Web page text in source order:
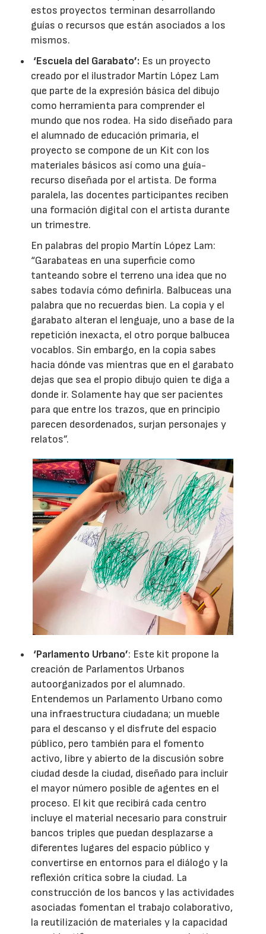
estos proyectos terminan desarrollando
guías o recursos que están asociados a los
mismos.
‘Escuela del Garabato’: Es un proyecto
creado por el ilustrador Martín López Lam
que parte de la expresión básica del dibujo
como herramienta para comprender el
mundo que nos rodea. Ha sido diseñado para
el alumnado de educación primaria, el
proyecto se compone de un Kit con los
materiales básicos así como una guía-
recurso diseñada por el artista. De forma
paralela, las docentes participantes reciben
una formación digital con el artista durante
un trimestre.
En palabras del propio Martín López Lam:
“Garabateas en una superficie como
tanteando sobre el terreno una idea que no
sabes todavía cómo definirla. Balbuceas una
palabra que no recuerdas bien. La copia y el
garabato alteran el lenguaje, uno a base de la
repetición inexacta, el otro porque balbucea
vocablos. Sin embargo, en la copia sabes
hacia dónde vas mientras que en el garabato
dejas que sea el propio dibujo quien te diga a
donde ir. Solamente hay que ser pacientes
para que entre los trazos, que en principio
parecen desordenados, surjan personajes y
relatos”.
‘Parlamento Urbano’: Este kit propone la
creación de Parlamentos Urbanos
autoorganizados por el alumnado.
Entendemos un Parlamento Urbano como
una infraestructura ciudadana; un mueble
para el descanso y el disfrute del espacio
público, pero también para el fomento
activo, libre y abierto de la discusión sobre
ciudad desde la ciudad, diseñado para incluir
el mayor número posible de agentes en el
proceso. El kit que recibirá cada centro
incluye el material necesario para construir
bancos triples que puedan desplazarse a
diferentes lugares del espacio público y
convertirse en entornos para el diálogo y la
reflexión crítica sobre la ciudad. La
construcción de los bancos y las actividades
asociadas fomentan el trabajo colaborativo,
la reutilización de materiales y la capacidad